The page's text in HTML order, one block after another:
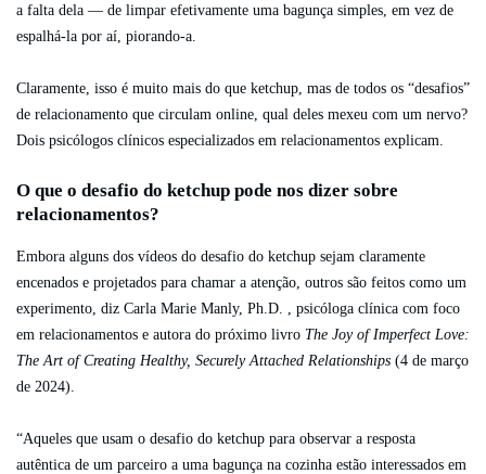
a falta dela — de limpar efetivamente uma bagunça simples, em vez de
espalhá-la por aí, piorando-a.
Claramente, isso é muito mais do que ketchup, mas de todos os “desafios”
de relacionamento que circulam online, qual deles mexeu com um nervo?
Dois psicólogos clínicos especializados em relacionamentos explicam.
O que o desafio do ketchup pode nos dizer sobre
relacionamentos?
Embora alguns dos vídeos do desafio do ketchup sejam claramente
encenados e projetados para chamar a atenção, outros são feitos como um
experimento, diz Carla Marie Manly, Ph.D. , psicóloga clínica com foco
em relacionamentos e autora do próximo livro The Joy of Imperfect Love:
The Art of Creating Healthy, Securely Attached Relationships (4 de março
de 2024).
“Aqueles que usam o desafio do ketchup para observar a resposta
autêntica de um parceiro a uma bagunça na cozinha estão interessados ​​em